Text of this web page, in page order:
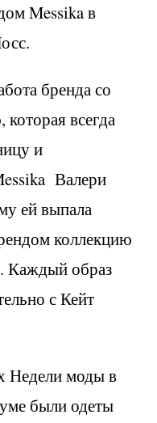
Messika в
бренда со
котораявсегда
и
Валери
ей выпала
коллекцию
Каждый образ
с Кейт
Недели моды в
были одеты